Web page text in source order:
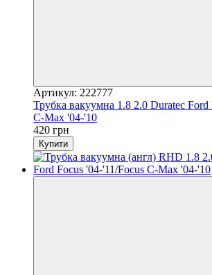
Артикул: 222777
Трубка вакуумна 1.8 2.0 Duratec Ford
C-Max '04-'10
420 грн
Купити